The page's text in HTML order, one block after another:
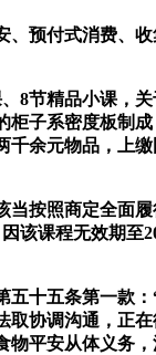
预付式消费、
8节精品小课，
子系密度板制
余元物品，上缴
按照商定全面
该课程无效期至
十五条第一款
协调沟通，正在
平安从体义务